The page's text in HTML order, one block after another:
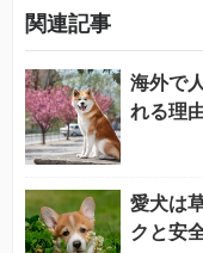
関連記事
海外で
れる理
愛犬は
クと安